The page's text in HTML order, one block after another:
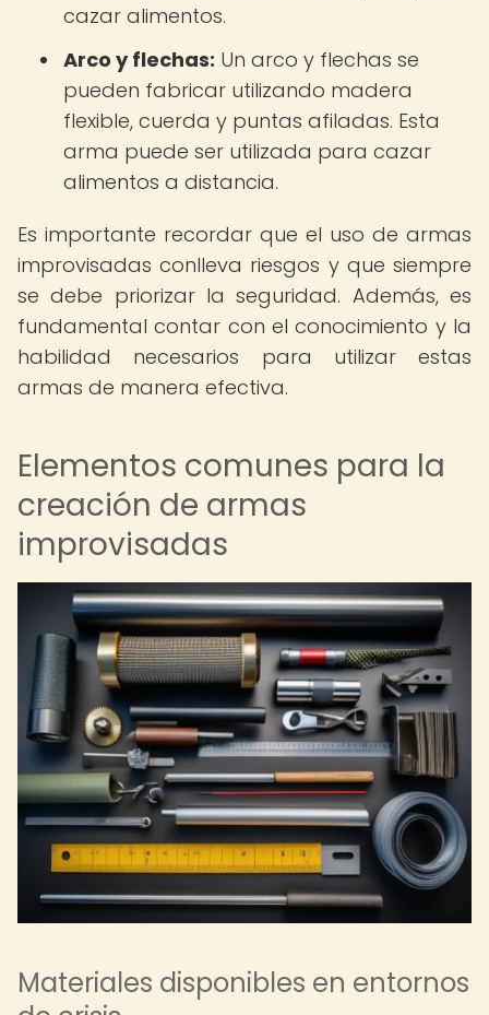
cazar alimentos.
Arco y flechas: Un arco y flechas se
pueden fabricar utilizando madera
flexible, cuerda y puntas afiladas. Esta
arma puede ser utilizada para cazar
alimentos a distancia.
Es importante recordar que el uso de armas
improvisadas conlleva riesgos y que siempre
se debe priorizar la seguridad. Además, es
fundamental contar con el conocimiento y la
habilidad necesarios para utilizar estas
armas de manera efectiva.
Elementos comunes para la
creación de armas
improvisadas
Materiales disponibles en entornos